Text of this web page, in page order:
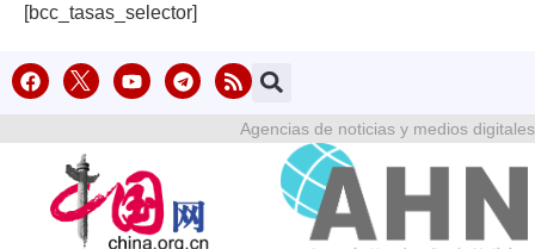
[bcc_tasas_selector]
Agencias de noticias y medios digitales